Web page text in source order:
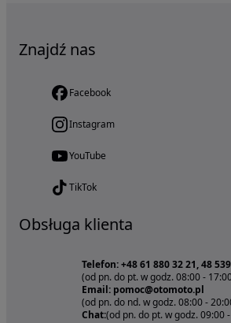
Znajdź nas
Facebook
Instagram
YouTube
TikTok
Obsługa klienta
Telefon: +48 61 880 32 21, 48
(od pn. do pt. w godz. 08:00 -
Email: pomoc@otomoto.pl
(od pn. do nd. w godz. 08:00 -
Chat:(od pn. do pt. w godz. 09:00